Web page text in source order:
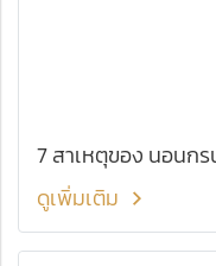
7 สาเหตุของ นอนก
ดูเพิ่มเติม